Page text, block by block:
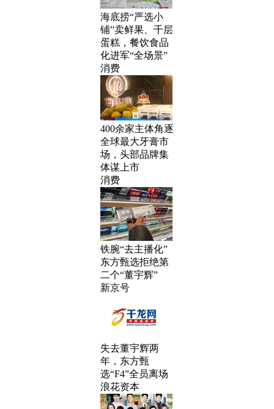
海底捞“严选小
铺”卖鲜果、千层
蛋糕，餐饮食品
化进军“全场景”
消费
400余家主体角逐
全球最大牙膏市
场，头部品牌集
体谋上市
消费
铁腕“去主播化”
东方甄选拒绝第
二个“董宇辉”
新京号
失去董宇辉两
年，东方甄
选“F4”全员离场
浪花资本